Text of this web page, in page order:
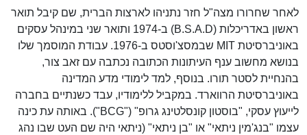
לאחר שחרורו מצה"ל חזר נתניהו לארצות הברית, שם קיבל תואר
ראשון באדריכלות (B.S.A.D) ב-1974 ותואר שני במינהל עסקים
באוניברסיטת MIT שבמסצ'וסטס ב-1976. עבודת המוסמך שלו
בנושא מחשוב ענף העיתונות הכתובה נכתבה עם זאב צור,
בהנחיית לסטר תורו. בנוסף, למד לימודי מדע המדינה
באוניברסיטת הרווארד. במקביל ללימודיו, עבד כשנתיים בחברה
לייעוץ עסקי, "בוסטון קונסלטינג גרופ" ("BCG"). באותה עת כינה
עצמו "בנג'מין ניתאי" או "בן ניתאי" (ניתאי היה שם העט שבו נהג